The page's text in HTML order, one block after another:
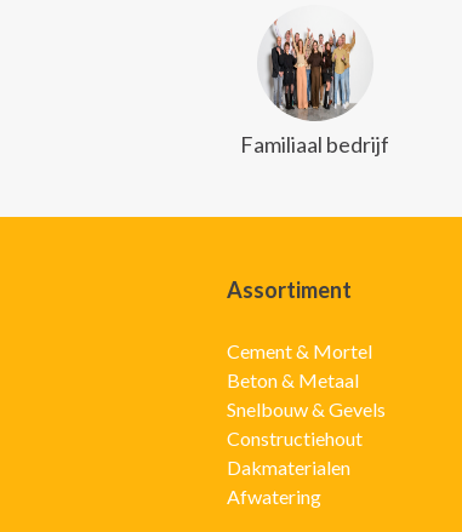
Familiaal bedrijf
Assortiment
Cement & Mortel
Beton & Metaal
Snelbouw & Gevels
Constructiehout
Dakmaterialen
Afwatering